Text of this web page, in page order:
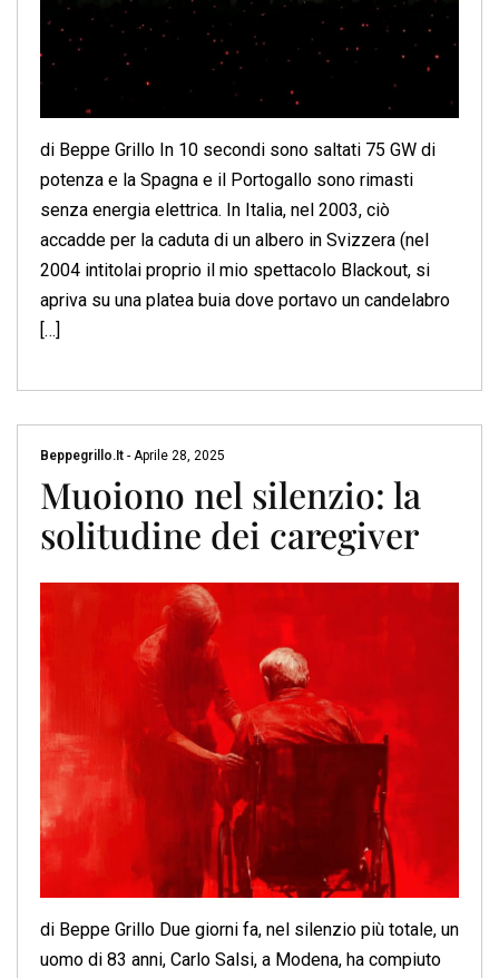
di Beppe Grillo In 10 secondi sono saltati 75 GW di
potenza e la Spagna e il Portogallo sono rimasti
senza energia elettrica. In Italia, nel 2003, ciò
accadde per la caduta di un albero in Svizzera (nel
2004 intitolai proprio il mio spettacolo Blackout, si
apriva su una platea buia dove portavo un candelabro
[…]
Beppegrillo.it - Aprile 28, 2025
Muoiono nel silenzio: la
solitudine dei caregiver
di Beppe Grillo Due giorni fa, nel silenzio più totale, un
uomo di 83 anni, Carlo Salsi, a Modena, ha compiuto